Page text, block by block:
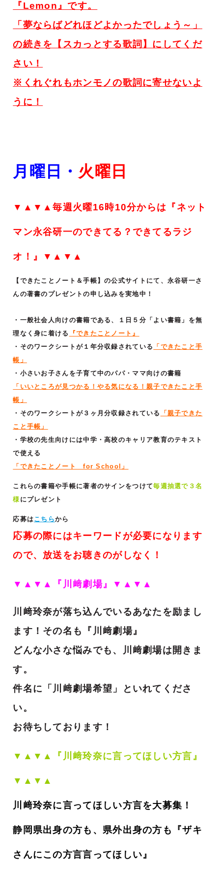
『Lemon』です。
「夢ならばどれほどよかったでしょう～」
の続きを【スカっとする歌詞】にしてくだ
さい！
※くれぐれもホンモノの歌詞に寄せないよ
うに！
月曜日・ 火曜日
▼▲▼▲毎週火曜16時10分からは『ネット
マン永谷研一のできてる？できてるラジ
オ！』▼▲▼▲
【できたことノート＆手帳】の公式サイトにて、永谷研一さ
んの著書のプレゼントの申し込みを実地中！
・一般社会人向けの書籍である、１日５分「よい書籍」を無
理なく身に着ける
『できたことノート』
・そのワークシートが１年分収録されている 「できたこと手
帳」
・小さいお子さんを子育て中のパパ・ママ向けの書籍
「いいところが見つかる！やる気になる！親子できたこと手
帳」
・そのワークシートが３ヶ月分収録されている
「親子できた
こと手帳」
・学校の先生向けには中学・高校のキャリア教育のテキスト
で使える
「できたことノート for School」
これらの書籍や手帳に著者のサインをつけて毎週抽選で３名
様 にプレゼント
応募はこちらから
応募の際にはキーワードが必要になります
ので、放送をお聴きのがしなく！
▼▲▼▲『川﨑劇場』▼▲▼▲
川﨑玲奈が落ち込んでいるあなたを励まし
ます！その名も『川﨑劇場』
どんな小さな悩みでも、川﨑劇場は開きま
す。
件名に「川﨑劇場希望」といれてくださ
い。
お待ちしております！
▼▲▼▲『川﨑玲奈に言ってほしい方言』
▼▲▼▲
川﨑玲奈に言ってほしい方言を大募集！
静岡県出身の方も、県外出身の方も『ザキ
さんにこの方言言ってほしい』